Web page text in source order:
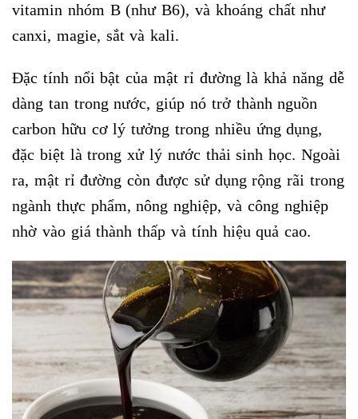
vitamin nhóm B (như B6), và khoáng chất như
canxi, magie, sắt và kali.
Đặc tính nổi bật của mật rỉ đường là khả năng dễ
dàng tan trong nước, giúp nó trở thành nguồn
carbon hữu cơ lý tưởng trong nhiều ứng dụng,
đặc biệt là trong xử lý nước thải sinh học. Ngoài
ra, mật rỉ đường còn được sử dụng rộng rãi trong
ngành thực phẩm, nông nghiệp, và công nghiệp
nhờ vào giá thành thấp và tính hiệu quả cao.